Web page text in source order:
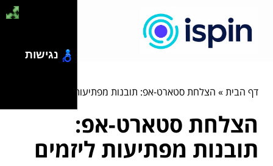
דף הבית» הצלחת סטארט-אפ: תובנות מפתיעות ליזמים
הצלחת סטארט-אפ:
תובנות מפתיעות ליזמים
נגישות